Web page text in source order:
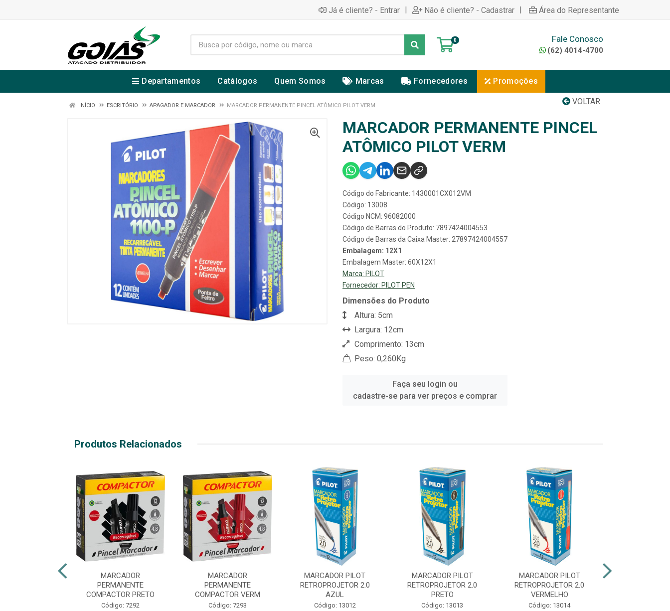
Já é cliente? - Entrar | Não é cliente? - Cadastrar | Área do Representante
0 Fale Conosco
(62) 4014-4700
Departamentos Catálogos Quem Somos Marcas Fornecedores Promoções
VOLTAR
INÍCIO ESCRITÓRIO APAGADOR E MARCADOR MARCADOR PERMANENTE PINCEL ATÔMICO PILOT VERM
MARCADOR PERMANENTE PINCEL
ATÔMICO PILOT VERM
Código do Fabricante: 1430001CX012VM
Código: 13008
Código NCM: 96082000
Código de Barras do Produto: 7897424004553
Código de Barras da Caixa Master: 27897424004557
Embalagem: 12X1
Embalagem Master: 60X12X1
Marca: PILOT
Fornecedor: PILOT PEN
Dimensões do Produto
Altura: 5cm
Largura: 12cm
Comprimento: 13cm
Peso: 0,260Kg
Faça seu login ou
cadastre-se para ver preços e comprar
Produtos Relacionados
MARCADOR
PERMANENTE
COMPACTOR PRETO
Código: 7292
MARCADOR
PERMANENTE
COMPACTOR VERM
Código: 7293
MARCADOR PILOT
RETROPROJETOR 2.0
AZUL
Código: 13012
MARCADOR PILOT
RETROPROJETOR 2.0
PRETO
Código: 13013
MARCADOR PILOT
RETROPROJETOR 2.0
VERMELHO
Código: 13014